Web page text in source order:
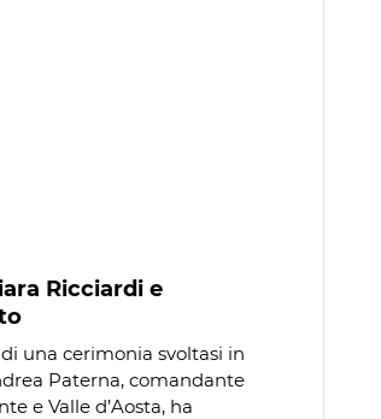
Ricciardi e
una cerimonia svoltasi in
Paterna, comandante
e Valle d’Aosta, ha